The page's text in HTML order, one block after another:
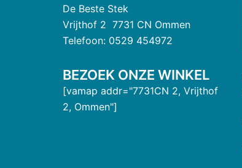
De Beste Stek
Vrijthof 2 7731 CN Ommen
Telefoon: 0529 454972
BEZOEK ONZE WINKEL
[vamap addr="7731CN 2, Vrijthof
2, Ommen"]